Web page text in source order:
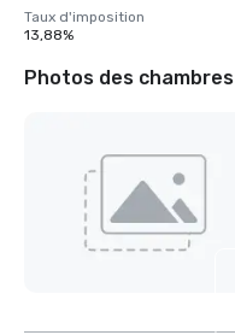
Taux d'imposition
13,88%
Photos des chambres